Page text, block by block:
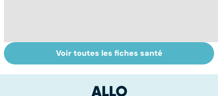
Quand la maladie
entraîne la chute
Calvitie :
pourquoi nos
lâchent !
Voir toutes les fiches santé